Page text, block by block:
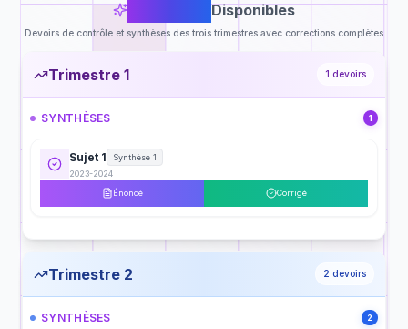
Disponibles
Devoirs de contrôle et synthèses des trois trimestres avec corrections complètes
Trimestre 1 1 devoirs
SYNTHÈSES 1
Sujet 1
Synthèse 1
2023-2024
Énoncé
Corrigé
Trimestre 2 2 devoirs
SYNTHÈSES 2